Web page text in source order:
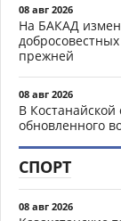
08 авг 2026
На БАКАД
прежней
08 авг 2026
В Костанайской
обновленного
СПОРТ
08 авг 2026